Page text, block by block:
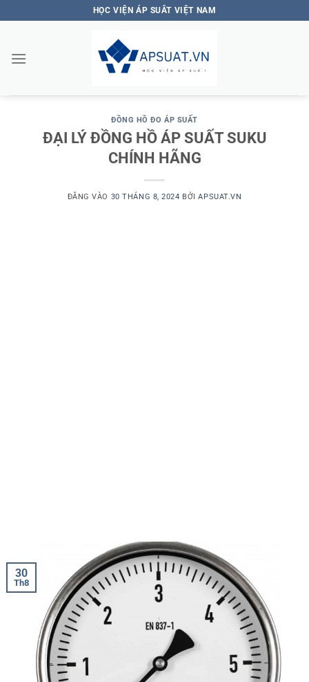
qua
dung
HỌC VIỆN ÁP SUÂT VIỆT NAM
ĐỒNG HỒ ĐO ÁP SUẤT
ĐẠI LÝ ĐỒNG HỒ ÁP SUẤT SUKU
CHÍNH HÃNG
ĐĂNG VÀO 30 THÁNG 8, 2024 BỞIAPSUAT.VN
30
Th8